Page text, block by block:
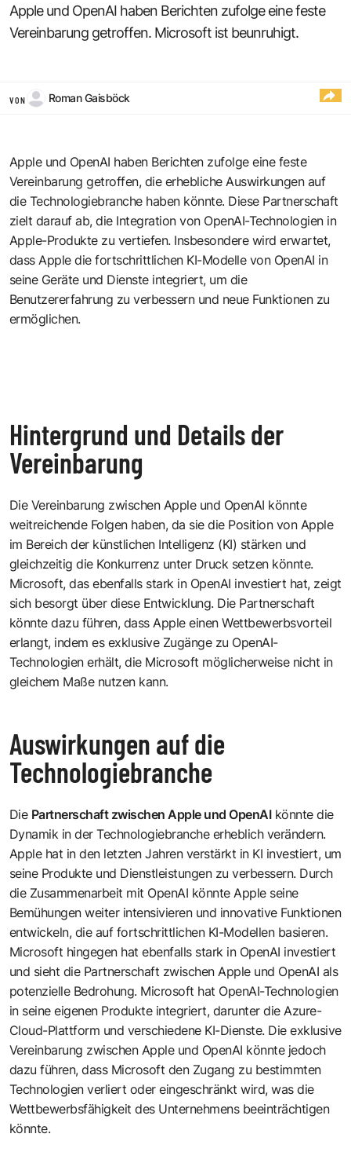
Apple und OpenAI haben Berichten zufolge eine feste
Vereinbarung getroffen. Microsoft ist beunruhigt.
VON Roman Gaisböck
Appleund OpenAI haben Berichten zufolge eine feste
Vereinbarung getroffen, die erhebliche Auswirkungen auf
die Technologiebranche haben könnte. Diese Partnerschaft
zielt darauf ab, die Integration von OpenAI-Technologien in
Apple-Produkte zu vertiefen. Insbesondere wird erwartet,
dass Apple die fortschrittlichen KI-Modelle von OpenAI in
seine Geräte und Dienste integriert, um die
Benutzererfahrung zu verbessern und neue Funktionen zu
ermöglichen.
Hintergrund und Details der
Vereinbarung
Die Vereinbarung zwischen Apple und OpenAI könnte
weitreichende Folgen haben, da sie die Position von Apple
im Bereich der künstlichen Intelligenz (KI) stärken und
gleichzeitig die Konkurrenz unter Druck setzen könnte.
Microsoft, das ebenfalls stark in OpenAI investiert hat, zeigt
sich besorgt über diese Entwicklung. Die Partnerschaft
könnte dazu führen, dass Apple einen Wettbewerbsvorteil
erlangt, indem es exklusive Zugänge zu OpenAI-
Technologien erhält, die Microsoft möglicherweise nicht in
gleichem Maße nutzen kann.
Auswirkungen auf die
Technologiebranche
Die Partnerschaft zwischen Apple und OpenAIkönnte die
Dynamik in der Technologiebranche erheblich verändern.
Apple hat in den letzten Jahren verstärkt in KI investiert, um
seine Produkte und Dienstleistungen zu verbessern. Durch
die Zusammenarbeit mit OpenAI könnte Apple seine
Bemühungen weiter intensivieren und innovative Funktionen
entwickeln, die auf fortschrittlichen KI-Modellen basieren.
Microsoft hingegen hat ebenfalls stark in OpenAI investiert
und sieht die Partnerschaft zwischen Apple und OpenAI als
potenzielle Bedrohung. Microsoft hat OpenAI-Technologien
in seine eigenen Produkte integriert, darunter die Azure-
Cloud-Plattform und verschiedene KI-Dienste. Die exklusive
Vereinbarung zwischen Apple und OpenAI könnte jedoch
dazu führen, dass Microsoft den Zugang zu bestimmten
Technologien verliert oder eingeschränkt wird, was die
Wettbewerbsfähigkeit des Unternehmens beeinträchtigen
könnte.